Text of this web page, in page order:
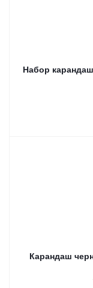
Набор
Карандаш